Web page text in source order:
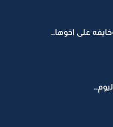
على اخوها..